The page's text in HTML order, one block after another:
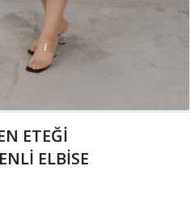
ETEĞİ
ELBİSE